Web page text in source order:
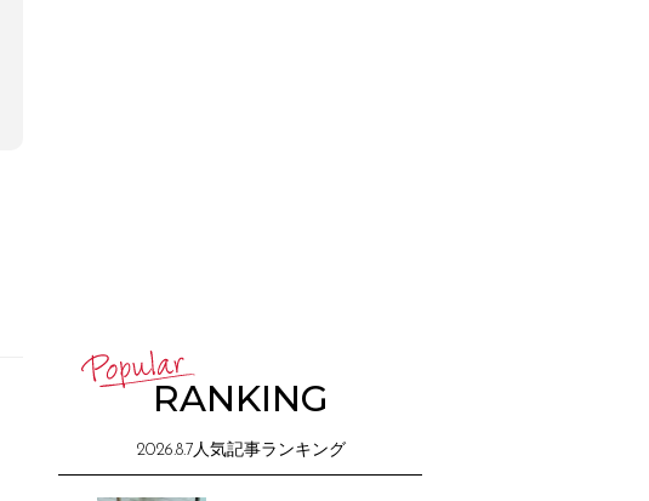
RANKING
2026.8.7人気記事ランキング